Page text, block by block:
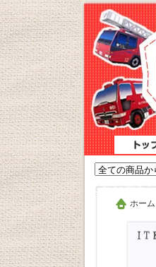
ホーム